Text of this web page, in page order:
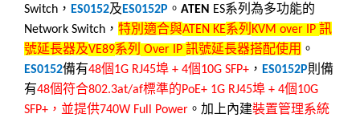
Switch ， ES0152及 ES0152P 。 ATEN ES系列為多功能的
Network Switch ， 特別適合與ATEN KE系列 KVM over IP 訊
號延長器及VE89系列 Over IP 訊號延長器搭配使用 。
ES0152備有48個1G RJ45埠 + 4個10G SFP+ ， ES0152P則備
有48個符合802.3at/af標準的PoE+ 1G RJ45埠 + 4個10G
SFP+ ，並提供740W Full Power 。加上內建裝置管理系統